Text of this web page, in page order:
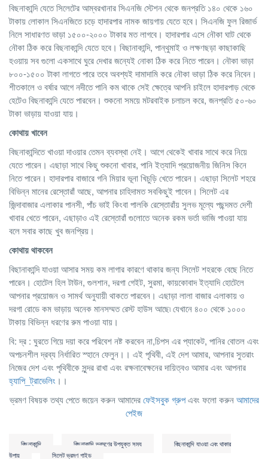
বিছনাকান্দি যেতে সিলেটের আম্বরখানার সিএনজি স্টেশন থেকে জনপ্রতি ১৪০ থেকে ১৬০
টাকায় লোকাল সিএনজিতে চড়ে হাদারপার নামক জায়গায় যেতে হবে। সিএনজি ফুল রিজার্ভ
নিলে সাধারণত ভাড়া ১৫০০-২০০০ টাকার মত লাগবে। হাদারপার এসে নৌকা ঘাট থেকে
নৌকা ঠিক করে বিছনাকান্দি যেতে হবে। বিছানাকান্দি, পান্থুমাই ও লক্ষণছড়া কাছাকাছি
হওয়ায় সব গুলো একসাথে ঘুরে দেখার জন্যেই নোকা ঠিক করে নিতে পারেন। নৌকা ভাড়া
৮০০-১৫০০ টাকা লাগতে পারে তবে অবশ্যই দামাদামি করে নৌকা ভাড়া ঠিক করে নিবেন।
শীতকালে ও বর্ষার আগে নদীতে পানি কম থাকে সেই ক্ষেত্রে আপনি চাইলে হাদারপাড় থেকে
হেটেও বিছনাকান্দি যেতে পারবেন। শুকনো সময়ে মটরবাইক চলাচল করে, জনপ্রতি ৫০-৬০
টাকা ভাড়ায় যাওয়া যায়।
কোথায়খাবেন
বিছনাকান্দিতে খাওয়া দাওয়ার তেমন ব্যবস্থা নেই। আগে থেকেই খাবার সাথে করে নিয়ে
যেতে পারেন। এছাড়া সাথে কিছু শুকনো খাবার, পানি ইত্যাদি প্রয়োজনীয় জিনিস কিনে
নিতে পারেন। হাদারপার বাজারে গনি মিয়ার ভূনা খিচুড়ি খেতে পারেন। এছাড়া সিলেট শহরে
বিভিন্ন মানের রেস্তোরাঁ আছে, আপনার চাহিদামত সবকিছুই পাবেন। সিলেট এর
জিন্দাবাজার এলাকার পানসী, পাঁচ ভাই কিংবা পালকি রেস্তোরাঁয় সুলভ মূল্যে পছন্দমত দেশী
খাবার খেতে পারেন, এছাড়াও এই রেস্তোরাঁ গুলোতে অনেক রকম ভর্তা ভাজি পাওয়া যায়
বলে সবার কাছে খুব জনপ্রিয়।
কোথায় থাকবেন
বিছানাকান্দি যাওয়া আসার সময় কম লাগার কারণে থাকার জন্য সিলেট শহরকে বেছে নিতে
পারেন। হোটেল হিল টাউন, গুলশান, দরগা গেইট, সুরমা, কায়কোবাদ ইত্যাদি হোটেলে
আপনার প্রয়োজন ও সামর্থ অনুযায়ী থাকতে পারবেন। এছাড়া লালা বাজার এলাকায় ও
দরগা রোডে কম ভাড়ায় অনেক মানসম্মত রেস্ট হাউস আছে৷ যেখানে ৪০০ থেকে ১০০০
টাকায় বিভিন্ন ধরণের রুম পাওয়া যায়।
বি: দ্র : ঘুরতে গিয়ে দয়া করে পরিবেশ নষ্ট করবেন না,চিপস এর প্যাকেট, পানির বোতল এবং
অপচনশীল দ্রব্য নির্ধারিত স্হানে ফেলুন।। এই পৃথিবী, এই দেশ আমার, আপনার সুতরাং
নিজের দেশ এবং পৃথিবীকে সুন্দর রাখা এবং রক্ষনাবেক্ষনের দায়িত্বও আমার এবং আপনার
হ্যাপি_ট্রাভেলিং ।।
ভ্রমণ বিষয়ক তথ্য পেতে জয়েন করুন আমাদেরফেইসবুক গ্রুপএবং ফলো করুনআমাদের
পেইজ
বিছনাকান্দি বিছনাকান্দি ভ্রমণের উপযুক্ত সময
বিছনাকান্দি যাওয়া এবং থাকার
উপায়
সিলেট ভ্রমণ গাইড